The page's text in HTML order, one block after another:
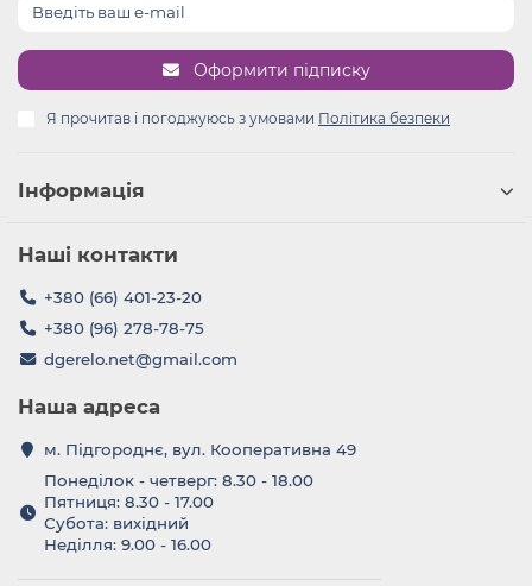
Оформити підписку
Я прочитав і погоджуюсь з умовами Політика безпеки
Інформація
Наші контакти
+380 (66) 401-23-20
+380 (96) 278-78-75
dgerelo.net@gmail.com
Наша адреса
м. Підгороднє, вул. Кооперативна 49
Понеділок - четверг: 8.30 - 18.00
Пятниця: 8.30 - 17.00
Субота: вихідний
Неділля: 9.00 - 16.00